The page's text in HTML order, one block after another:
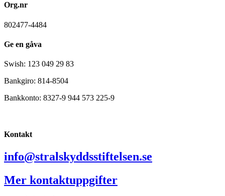
Org.nr
802477-4484
Ge en gåva
Swish: 123 049 29 83
Bankgiro: 814-8504
Bankkonto: 8327-9 944 573 225-9
Kontakt
info@stralskyddsstiftelsen.se
Mer kontaktuppgifter